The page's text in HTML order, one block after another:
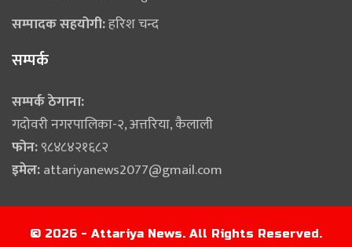
सम्पादक सहयोगी:हरिश चन्द
सम्पर्क
सम्पर्क ठेगाना:
गदोवरी नगरपालिका-२, अत्तरिया, कैलाली
फोन:९८४८४२१६८२
इमेल:attariyanews2077@gmail.com
© 2026 - Attariya News. All Rights Reserved.